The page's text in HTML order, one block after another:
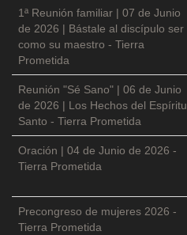
1ª Reunión familiar | 07 de Junio
de 2026 | Bástale al discípulo ser
como su maestro - Tierra
Prometida
Reunión "Sé Sano" | 06 de Junio
de 2026 | Los Hechos del Espíritu
Santo - Tierra Prometida
Oración | 04 de Junio de 2026 -
Tierra Prometida
Precongreso de mujeres 2026 -
Tierra Prometida